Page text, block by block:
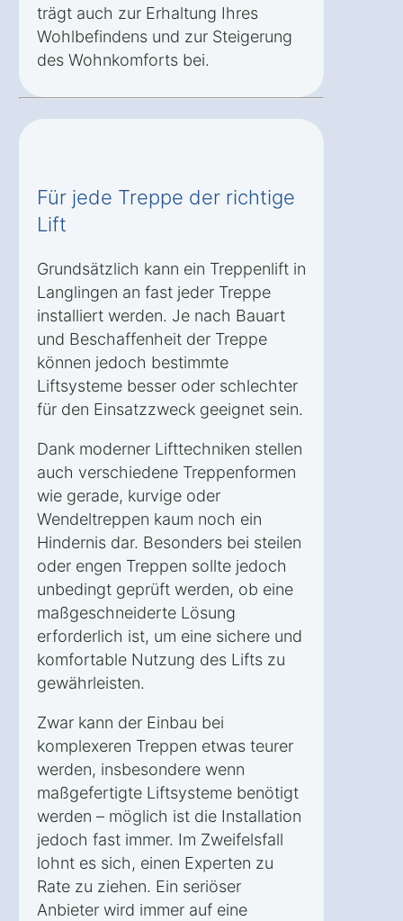
trägt auch zur Erhaltung Ihres
Wohlbefindens und zur Steigerung
des Wohnkomforts bei.
Für jede Treppe der richtige
Lift
Grundsätzlich kann ein Treppenlift in
Langlingen an fast jeder Treppe
installiert werden. Je nach Bauart
und Beschaffenheit der Treppe
können jedoch bestimmte
Liftsysteme besser oder schlechter
für den Einsatzzweck geeignet sein.
Dank moderner Lifttechniken stellen
auch verschiedene Treppenformen
wie gerade, kurvige oder
Wendeltreppen kaum noch ein
Hindernis dar. Besonders bei steilen
oder engen Treppen sollte jedoch
unbedingt geprüft werden, ob eine
maßgeschneiderte Lösung
erforderlich ist, um eine sichere und
komfortable Nutzung des Lifts zu
gewährleisten.
Zwar kann der Einbau bei
komplexeren Treppen etwas teurer
werden, insbesondere wenn
maßgefertigte Liftsysteme benötigt
werden – möglich ist die Installation
jedoch fast immer. Im Zweifelsfall
lohnt es sich, einen Experten zu
Rate zu ziehen. Ein seriöser
Anbieter wird immer auf eine